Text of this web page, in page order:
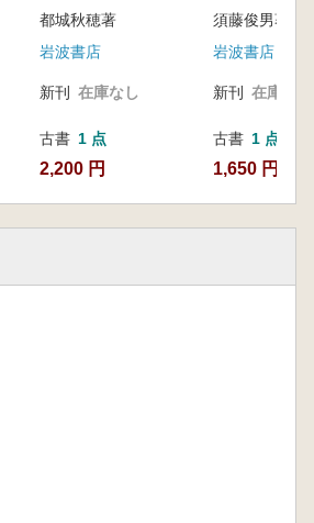
都城秋穂著
岩波書店
新刊 在庫なし
古書 1 点
2,200 円
須藤俊男著
岩波書店
新刊 在庫なし
古書 1 点
1,650 円